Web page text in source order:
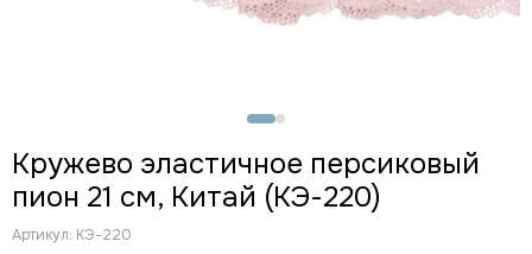
Кружево эластичное персиковый
пион 21 см, Китай (КЭ-220)
Артикул: КЭ-220